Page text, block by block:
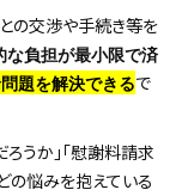
の交渉や手続き等を
な負担が最小限で済
題を解決できるで
うか」「慰謝料請求
の悩みを抱えている